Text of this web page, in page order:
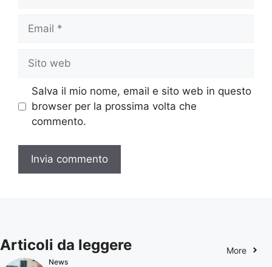
Email
Sito
web
Salva il mio nome, email e sito web in questo
browser per la prossima volta che
commento.
Articoli da leggere More
News